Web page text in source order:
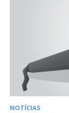
NOTÍCIAS